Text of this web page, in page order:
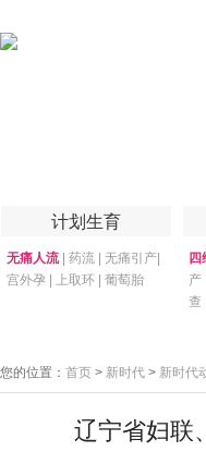
计划生育
无痛人流| 药流 无痛引产
宫外孕
上取环 葡萄胎
四
产
查
您的位置： 首页 > 新时代 > 新时代
辽宁省妇联